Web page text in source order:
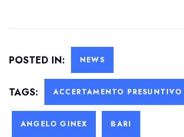
POSTED IN: NEWS
TAGS: ACCERTAMENTO PRESUNTIVO
ANGELO GINEX BARI